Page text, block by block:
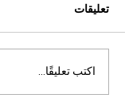
التميز
آفاقاً جديدة
تعليقات
اكتب تعليقًا...